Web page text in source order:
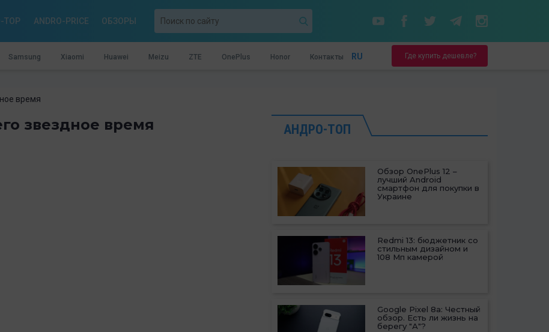
TOP ANDRO-PRICE ОБЗОРЫ
Samsung Xiaomi Huawei Meizu ZTE OnePlus Honor Контакты RU Где купить дешевле?
время
звездное время АНДРО-ТОП
Обзор OnePlus 12 –
лучший Android
смартфон для покупки в
Украине
Redmi 13: бюджетник со
стильным дизайном и
108 Мп камерой
Google Pixel 8a: Честный
обзор. Есть ли жизнь на
берегу "А"?